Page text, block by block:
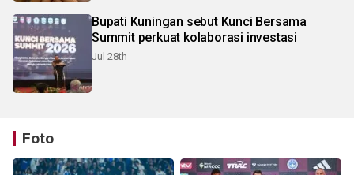
Bupati Kuningan sebut Kunci Bersama
Summit perkuat kolaborasi investasi
Jul 28th
Foto